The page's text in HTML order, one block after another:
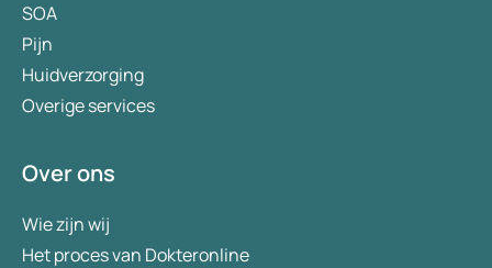
SOA
Pijn
Huidverzorging
Overige services
Over ons
Wie zijn wij
Het proces van Dokteronline